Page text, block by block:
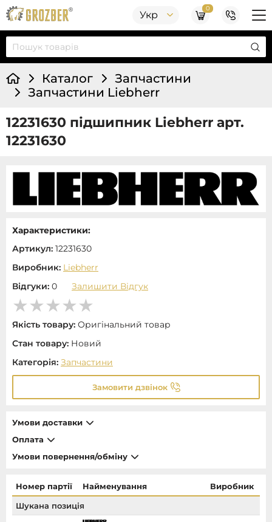
Укр
0
Каталог
Запчастини
Запчастини Liebherr
12231630 підшипник Liebherr арт.
12231630
Характеристики:
Артикул: 12231630
Виробник: Liebherr
Відгуки: 0 Залишити Відгук
Якість товару: Оригінальний товар
Стан товару: Новий
Категорія: Запчастини
Замовити дзвінок
Умови доставки
Оплата
Умови повернення/обміну
Номер партії Найменування
Виробник
Шукана позиція